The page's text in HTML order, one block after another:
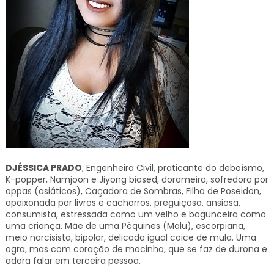
DJÉSSICA PRADO; Engenheira Civil, praticante do deboísmo,
K-popper, Namjoon e Jiyong biased, dorameira, sofredora por
oppas (asiáticos), Caçadora de Sombras, Filha de Poseidon,
apaixonada por livros e cachorros, preguiçosa, ansiosa,
consumista, estressada como um velho e bagunceira como
uma criança. Mãe de uma Pêquines (Malu), escorpiana,
meio narcisista, bipolar, delicada igual coice de mula. Uma
ogra, mas com coração de mocinha, que se faz de durona e
adora falar em terceira pessoa.